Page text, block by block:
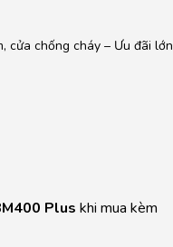
cửa chống cháy – Ưu đãi
Plus khi mua kèm